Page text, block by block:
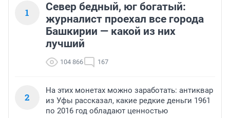
1
Север бедный, юг богатый:
журналист проехал все города
Башкирии — какой из них
лучший
104 866 167
2
На этих монетах можно заработать: антиквар
из Уфы рассказал, какие редкие деньги 1961
по 2016 год обладают ценностью